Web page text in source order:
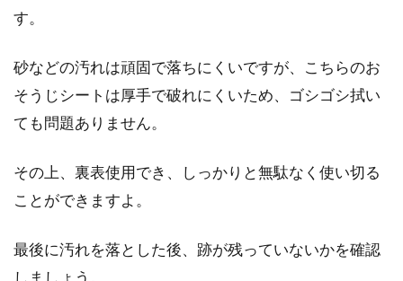
す。
砂などの汚れは頑固で落ちにくいですが、こちらのお
そうじシートは厚手で破れにくいため、ゴシゴシ拭い
ても問題ありません。
その上、裏表使用でき、しっかりと無駄なく使い切る
ことができますよ。
最後に汚れを落とした後、跡が残っていないかを確認
しましょう。